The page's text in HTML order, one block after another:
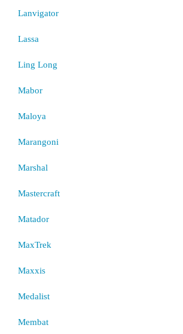
Lanvigator
Lassa
Ling Long
Mabor
Maloya
Marangoni
Marshal
Mastercraft
Matador
MaxTrek
Maxxis
Medalist
Membat